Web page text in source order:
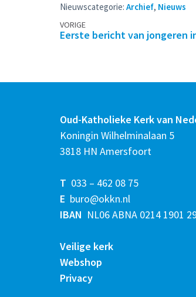
Nieuwscategorie: Archief, Nieuws
Berichtennavigatie
VORIGE
Eerste bericht van jongeren
Oud-Katholieke Kerk van
Koningin Wilhelminalaan 5
3818 HN Amersfoort
T 033 – 462 08 75
E buro@okkn.nl
IBAN NL06 ABNA 0214 1901
Veilige kerk
Webshop
Privacy